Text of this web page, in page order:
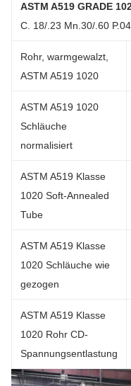
ASTM A519 GRADE
C. 18/.23 Mn.30/.60
Rohr, warmgewalzt,
ASTM A519 1020
ASTM A519 1020
Schläuche
normalisiert
ASTM A519 Klasse
1020 Soft-Annealed
Tube
ASTM A519 Klasse
1020 Schläuche wie
gezogen
ASTM A519 Klasse
1020 Rohr CD-
Spannungsentlastung